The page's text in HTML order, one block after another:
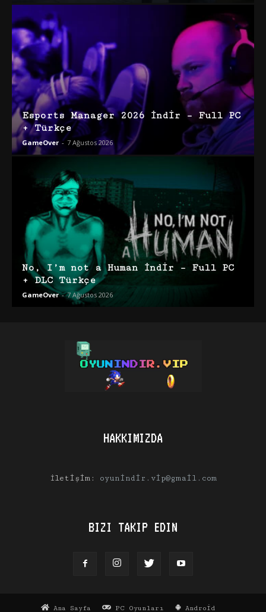
Esports Manager 2026 İndir – Full PC
+ Türkçe
GameOver - 7 Ağustos 2026
No, I’m not a Human İndir – Full PC
+ DLC Türkçe
GameOver - 7 Ağustos 2026
HAKKIMIZDA
İletişim: oyunindir.vip@gmail.com
BIZI TAKIP EDIN
Ana Sayfa PC Oyunları Android